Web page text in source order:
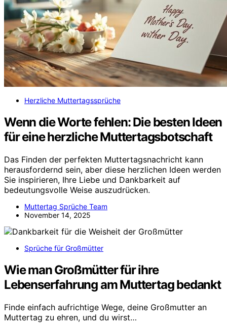
Herzliche Muttertagssprüche
Wenn die Worte fehlen: Die besten Ideen
für eine herzliche Muttertagsbotschaft
Das Finden der perfekten Muttertagsnachricht kann
herausfordernd sein, aber diese herzlichen Ideen werden
Sie inspirieren, Ihre Liebe und Dankbarkeit auf
bedeutungsvolle Weise auszudrücken.
Muttertag Sprüche Team
November 14, 2025
Sprüche für Großmütter
Wie man Großmütter für ihre
Lebenserfahrung am Muttertag bedankt
Finde einfach aufrichtige Wege, deine Großmutter an
Muttertag zu ehren, und du wirst…